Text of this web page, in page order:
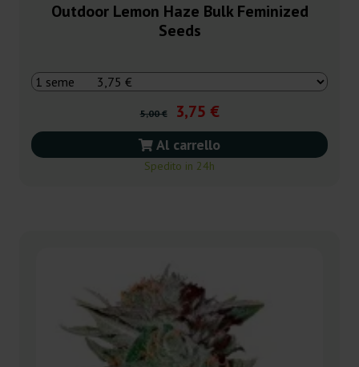
Outdoor Lemon Haze Bulk Feminized
Seeds
5,00 € 3,75 €
Al carrello
Spedito in 24h